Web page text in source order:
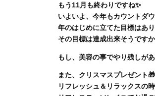
もう11月も終わりですね✨
いよいよ、今年もカウントダウ
年のはじめに立てた目標はあ
その目標は達成出来そうですか
もし、美容の事でやり残しが
また、クリスマスプレゼント
リフレッシュ＆リラックスの